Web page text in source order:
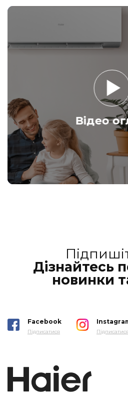
Відео
Дізнайтесь
новинки
Facebook
Підписатися Підписатися